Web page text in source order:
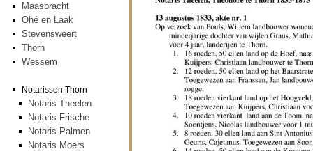
Maasbracht
Ohé en Laak
Stevensweert
Thorn
Wessem
Notarissen Thorn
Notaris Theelen
Notaris Frische
Notaris Palmen
Notaris Moers